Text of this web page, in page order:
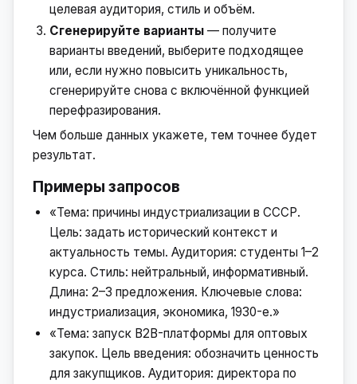
целевая аудитория, стиль и объём.
Сгенерируйте варианты — получите
варианты введений, выберите подходящее
или, если нужно повысить уникальность,
сгенерируйте снова с включённой функцией
перефразирования.
Чем больше данных укажете, тем точнее будет
результат.
Примеры запросов
«Тема: причины индустриализации в СССР.
Цель: задать исторический контекст и
актуальность темы. Аудитория: студенты 1–2
курса. Стиль: нейтральный, информативный.
Длина: 2–3 предложения. Ключевые слова:
индустриализация, экономика, 1930-е.»
«Тема: запуск B2B-платформы для оптовых
закупок. Цель введения: обозначить ценность
для закупщиков. Аудитория: директора по